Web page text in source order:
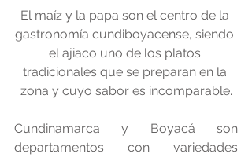
El maíz y la papa son el centro de la
gastronomía cundiboyacense, siendo
el ajiaco uno de los platos
tradicionales que se preparan en la
zona y cuyo sabor es incomparable.
Cundinamarca y Boyacá son
departamentos con variedades